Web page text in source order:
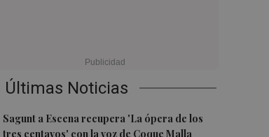
Últimas Noticias
Sagunt a Escena recupera 'La ópera de los
tres centavos' con la voz de Coque Malla